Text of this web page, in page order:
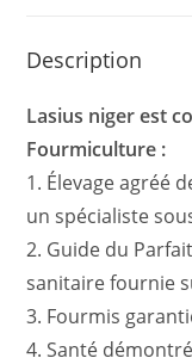
Description
Lasius niger est
Fourmiculture :
1. Élevage agréé
un spécialiste
2. Guide du
sanitaire fournie
3. Fourmis
4. Santé